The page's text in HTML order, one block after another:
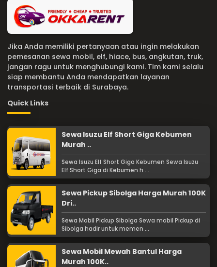
Jika Anda memiliki pertanyaan atau ingin melakukan
pemesanan sewa mobil, elf, hiace, bus, angkutan, truk,
jangan ragu untuk menghubungi kami. Tim kami selalu
siap membantu Anda mendapatkan layanan
transportasi terbaik di Surabaya.
Quick Links
Sewa Isuzu Elf Short Giga Kebumen
Murah ..
Sewa Isuzu Elf Short Giga Kebumen Sewa Isuzu
Elf Short Giga di Kebumen h ...
Sewa Pickup Sibolga Harga Murah 100K
Dri..
Sewa Mobil Pickup Sibolga Sewa mobil Pickup di
Sibolga hadir untuk memen ...
Sewa Mobil Mewah Bantul Harga
Murah 100K..